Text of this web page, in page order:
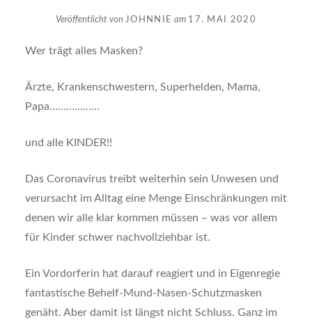
Veröffentlicht vonJOHNNIE am 17. MAI 2020
Wer trägt alles Masken?
Ärzte, Krankenschwestern, Superhelden, Mama,
Papa………………
und alle KINDER!!
Das Coronavirus treibt weiterhin sein Unwesen und
verursacht im Alltag eine Menge Einschränkungen mit
denen wir alle klar kommen müssen – was vor allem
für Kinder schwer nachvollziehbar ist.
Ein Vordorferin hat darauf reagiert und in Eigenregie
fantastische Behelf-Mund-Nasen-Schutzmasken
genäht. Aber damit ist längst nicht Schluss. Ganz im